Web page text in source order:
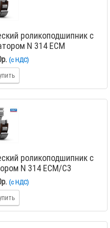
роликоподшипник с
N 314 ECM
(с НДС)
роликоподшипник с
N 314 ECM/C3
(с НДС)